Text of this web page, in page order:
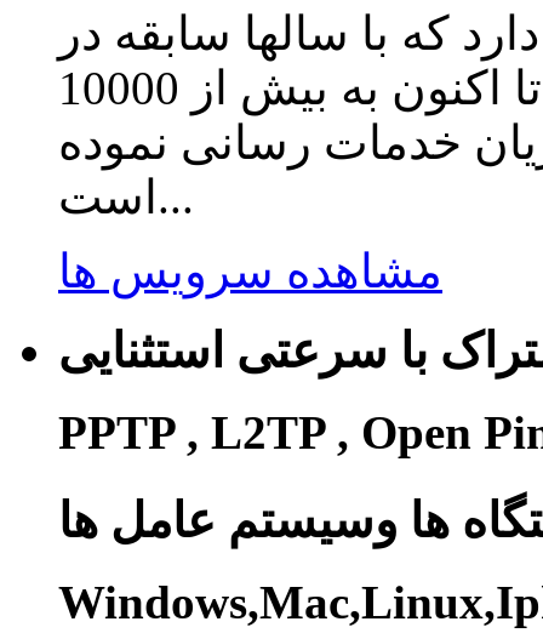
که با سالها سابقه در
زمینه ارائه سرویس کاهش پینگ تا اکنون به بیش از 10000
خدمات رسانی نموده
است...
مشاهده سرویس ها
با سرعتی استثنایی
PPTP , L2TP , Open
ها وسیستم عامل ها